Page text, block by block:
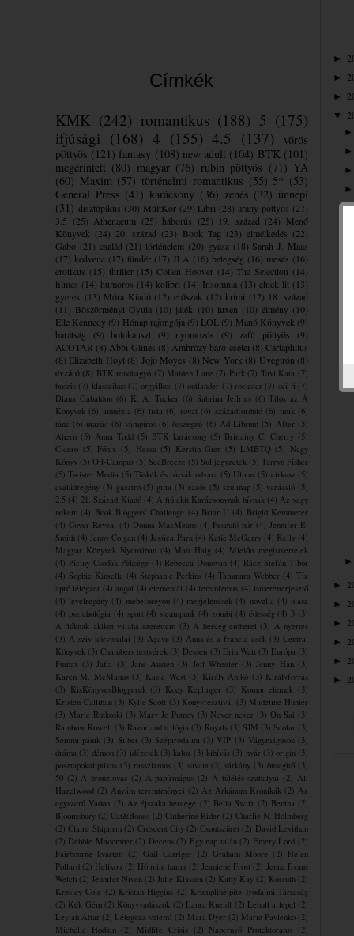
Címkék
KMK (242) romantikus (188) 5 (175)
ifjúsági (168) 4 (155) 4.5 (137)
vörös
pöttyös (121) fantasy (108) new adult (104) BTK (101)
megérintett (80) magyar (76) rubin pöttyös (71) YA
(60) Maxim (57) történelmi romantikus (55) 5* (53)
General Press (41) karácsony (36) zenés (32) ünnepi
(31) disztópikus (30) MúltKor (29) Libri (28) arany pöttyös (27)
3.5 (25) Athenaeum (25) háborús (25) 19. század (24) Menő
Könyvek (24) 20. század (23) Book Tag (23) elmélkedés (22)
Gabo (21) család (21) történelem (20) gyász (18) Sarah J. Maas
(17) kedvenc (17) tündér (17) JLA (16) betegség (16) mesés (16)
erotikus (15) thriller (15) Collen Hoover (14) The Selection (14)
filmes (14) humoros (14) kolibri (14) Insomnia (13) chick lit (13)
gyerek (13) Móra Kiadó (12) erőszak (12) krimi (12) 18. század
(11) Böszörményi Gyula (10) játék (10) luxen (10) élmény (10)
Elle Kennedy (9) Hónap rajongója (9) LOL (9) Manó Könyvek (9)
barátság
(9) holokauszt (9) nyomozós (9) zafír pöttyös
(9)
ACOTAR (8) Abbi Glines (8) Ambrózy báró esetei (8) Cartaphilus
(8) Elizabeth Hoyt (8) Jojo Moyes (8) New York (8) Üvegtrón (8)
évzáró (8) BTK rendhagyó (7) Maiden Lane (7) Park (7) Tavi Kata (7)
boszis (7) klasszikus (7) orgyilkos (7) outlander (7) rockstar (7) sci-fi (7)
Diana Gabaldon (6) K. A. Tucker (6) Sabrina Jeffries (6) Tilos az Á
Könyvek (6) amnézia (6) lista (6) rovat (6) századforduló (6) tinik (6)
tánc (6) utazás (6) vámpíros (6) összegző (6) Ad Librum (5) After (5)
Ahern (5) Anna Todd (5) BTK karácsony (5) Brittainy C. Cherry (5)
Ciceró (5) Főnix (5) Hessa (5) Kerstin Gier (5) LMBTQ (5) Nagy
Könyv (5) Off-Campus (5) SeaBreeze (5) Sulijegyzetek (5) Tarryn Fisher
(5) Twister Media (5) Tüskék és rózsák udvara (5) Ulpius (5) cirkusz (5)
családregény (5) gasztro (5) gimi (5) rázós (5) szülinap (5) varázsló (5)
2.5 (4) 21. Század Kiadó (4) A fiú akit Karácsonynak hívnak (4) Az vagy
nekem (4) Book Bloggers' Challenge (4) Briar U (4) Brigid Kemmerer
(4) Cover Reveal (4) Donna MacMeans (4) Feszülő húr (4) Jennifer E.
Smith (4) Jenny Colgan (4) Jessica Park (4) Katie McGarry (4) Kelly (4)
Magyar Könyvek Nyomában (4) Matt Haig (4) Mielőtt megismertelek
(4) Piciny Csodák Péksége (4) Rebecca Donovan (4) Rácz-Stefán Tibor
(4) Sophie Kinsella (4) Stephanie Perkins (4) Tammara Webber (4) Tíz
apró lélegzet (4) angol (4) elementál (4) feminizmus (4) ismeretterjesztő
(4) levélregény (4) mebeforeyou (4) megjelenések (4) novella (4) olasz
(4) pszichológia (4) sport (4) steampunk (4) zombi (4) édesség (4) 3 (3)
A fiúknak akiket valaha szerettem (3) A herceg emberei (3) A nyertes
(3) A szív körvonalai (3) Agave (3) Anna és a francia csók (3) Central
Könyvek (3) Chambers testvérek (3) Dessen (3) Erin Watt (3) Európa (3)
Fumax (3) Jaffa (3) Jane Austen (3) Jeff Wheeler (3) Jenny Han (3)
Karen M. McManus (3) Kasie West (3) Király Anikó (3) Királyforrás
(3) KisKönyvesBloggerek (3) Kody Keplinger (3) Komor elemek (3)
Kristen Callihan (3) Kylie Scott (3) Könyvfesztivál (3) Madeline Hunter
(3) Marie Rutkoski (3) Mary Jo Putney (3) Never never (3) On Sai (3)
Rainbow Rowell (3) Razorland trilógia (3) Royals (3) SJM (3) Scolar (3)
Semmi pánik (3) Silber (3) Szépirodalmi (3) VIP (3) Vágymágusok (3)
dráma (3) démon (3) idézetek (3) kalóz (3) kihívás (3) nyár (3) origin (3)
posztapokaliptikus (3) rasszizmus (3) savant (3) sárkány (3) önsegítő (3)
50 (2) A bronzlovas (2) A papírmágus (2) A túlélés szabályai (2) Ali
Hazelwood (2) Anyám teremtményei (2) Az Arkánum Krónikák (2) Az
egyszerű Vadon (2) Az éjszaka hercege (2) Bella Swift (2) Benina (2)
Bloomsbury (2) Cat&Bones (2) Catherine Rider (2) Charlie N. Holmberg
(2) Claire Shipman (2) Crescent City (2) Csontszüret (2) David Levithan
(2) Debbie Macomber (2) Decens (2) Egy nap talán (2) Emery Lord (2)
Fairbourne kvartett (2) Gail Carriger (2) Graham Moore (2) Helen
Pollard (2) Helikon (2) Hó mint hamu (2) Jeaniene Frost (2) Jenna Evans
Welch (2) Jennifer Niven (2) Julie Klassen (2) Katty Kay (2) Kossuth (2)
Kresley Cole (2) Kristan Higgins (2) Krumplihéjpite ​Irodalmi Társaság
(2) Kék Gém (2) Könyvvadászok (2) Laura Kneidl (2) Lehull a lepel (2)
Leylah Attar (2) Lélegezz velem! (2) Mara Dyer (2) Marie Pavlenko (2)
Michelle Hodkin (2) Midlife Crisis (2) Napernyő Protektorátus (2)
►
►
►
▼
►
►
►
►
►
►